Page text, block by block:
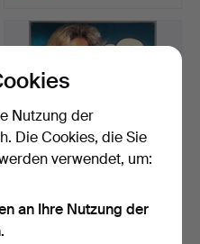
Relief Werbeschild, 1980er
Nutzung der
Die Cookies, die Sie
verwendet, um:
an Ihre Nutzung der